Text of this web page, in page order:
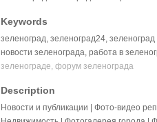
Keywords
зеленоград, зеленоград24,
новости зеленограда, работа в
зеленограде, форум зеленограда
Description
Новости и публикации | Фото-видео